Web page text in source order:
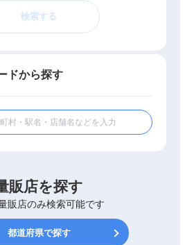
検索する
ドから探す
販店を探す
販店のみ検索可能です
都道府県で探す